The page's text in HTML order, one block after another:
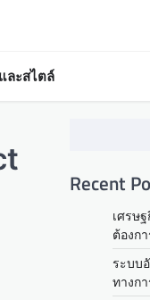
ละสไตล์
Recent
เศรษ
ต้องก
ระบบ
ทางก